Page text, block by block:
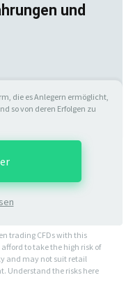
und
die es Anlegern ermöglicht,
so von deren Erfolgen zu
trading CFDs with this
to take the high risk of
and may not suit retail
Understand the risks here